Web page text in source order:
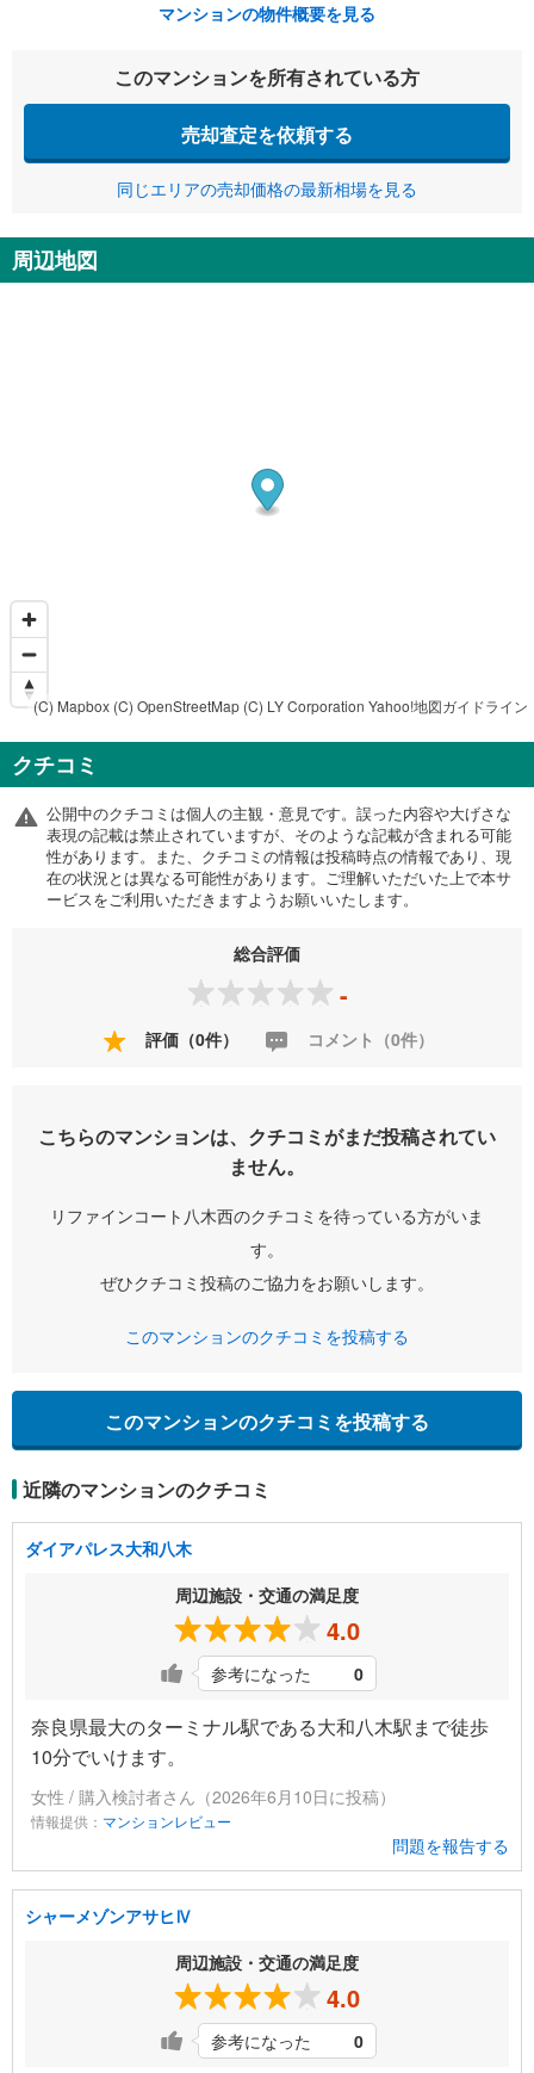
マンションの物件概要を見る
このマンションを所有されている方
売却査定を依頼する
同じエリアの売却価格の最新相場を見る
周辺地図
(C) Mapbox (C) OpenStreetMap (C) LY Corporation Yahoo!地図ガイドライン
クチコミ
公開中のクチコミは個人の主観・意見です。誤った内容や大げさな
表現の記載は禁止されていますが、そのような記載が含まれる可能
性があります。また、クチコミの情報は投稿時点の情報であり、現
在の状況とは異なる可能性があります。ご理解いただいた上で本サ
ービスをご利用いただきますようお願いいたします。
総合評価
-
評価（0件） コメント（0件）
こちらのマンションは、クチコミがまだ投稿されてい
ません。
リファインコート八木西のクチコミを待っている方がいま
す。
ぜひクチコミ投稿のご協力をお願いします。
このマンションのクチコミを投稿する
このマンションのクチコミを投稿する
近隣のマンションのクチコミ
ダイアパレス大和八木
周辺施設・交通の満足度
4.0
参考になった 0
奈良県最大のターミナル駅である大和八木駅まで徒歩
10分でいけます。
女性 / 購入検討者さん（2026年6月10日に投稿）
情報提供： マンションレビュー
問題を報告する
シャーメゾンアサヒⅣ
周辺施設・交通の満足度
4.0
参考になった 0